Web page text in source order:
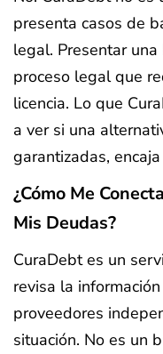
presenta casos de
legal. Presentar
proceso legal que
licencia. Lo que
a ver si una
garantizadas,
¿Cómo Me
Mis Deudas?
CuraDebt es un
revisa la
proveedores
situación. No es un